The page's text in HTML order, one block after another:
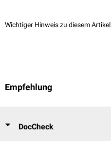
Wichtiger Hinweis zu diesem Artikel
Empfehlung
DocCheck